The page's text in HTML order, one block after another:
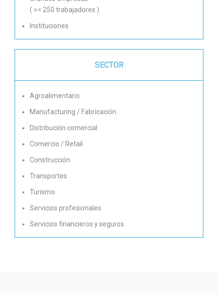
( >= 250 trabajadores )
Instituciones
SECTOR
Agroalimentario
Manufacturing / Fabricación
Distribución comercial
Comercio / Retail
Construcción
Transportes
Turismo
Servicios profesionales
Servicios financieros y seguros